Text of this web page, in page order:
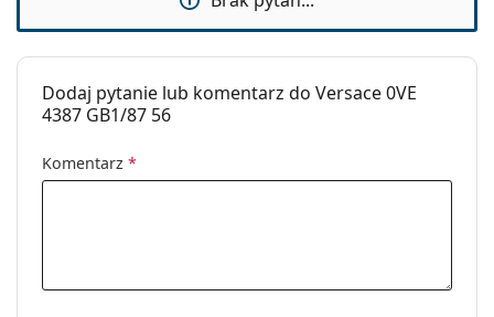
Dodaj pytanie lub komentarz do Versace 0VE
4387 GB1/87 56
Komentarz *